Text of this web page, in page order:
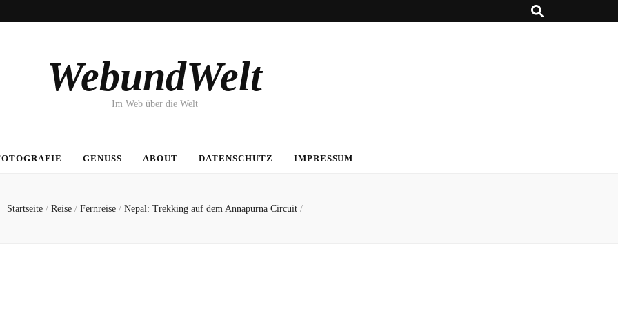
WebundWelt
Im Web über die Welt
GENUSS ABOUT DATENSCHUTZ IMPRESSUM
Startseite / Reise / Fernreise / Nepal: Trekking auf dem Annapurna Circuit /